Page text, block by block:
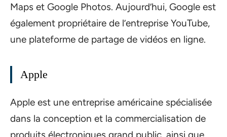
Maps et Google Photos. Aujourd’hui, Google est
également propriétaire de l’entreprise YouTube,
une plateforme de partage de vidéos en ligne.
Apple
Apple est une entreprise américaine spécialisée
dans la conception et la commercialisation de